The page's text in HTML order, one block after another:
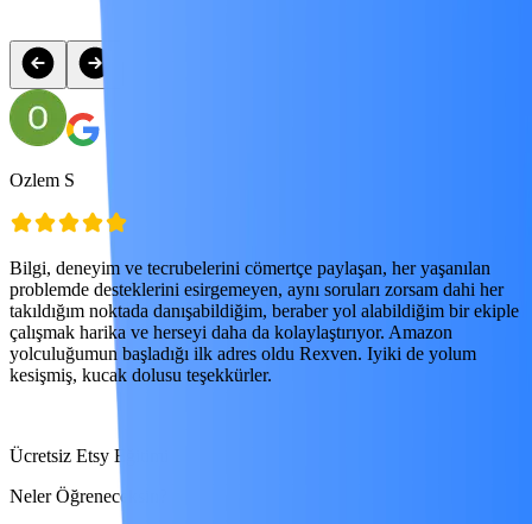
Ozlem S
Bilgi, deneyim ve tecrubelerini cömertçe paylaşan, her yaşanılan
problemde desteklerini esirgemeyen, aynı soruları zorsam dahi her
takıldığım noktada danışabildiğim, beraber yol alabildiğim bir ekiple
çalışmak harika ve herseyi daha da kolaylaştırıyor. Amazon
yolculuğumun başladığı ilk adres oldu Rexven. Iyiki de yolum
kesişmiş, kucak dolusu teşekkürler.
Ücretsiz Etsy Eğitimi
Neler Öğreneceksin?